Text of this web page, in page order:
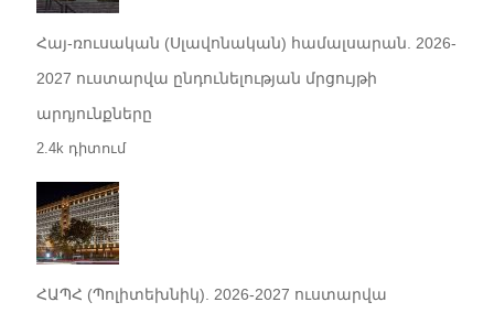
Հայ-ռուսական (Սլավոնական) համալսարան. 2026-
2027 ուստարվա ընդունելության մրցույթի
արդյունքները
2.4k դիտում
ՀԱՊՀ (Պոլիտեխնիկ). 2026-2027 ուստարվա